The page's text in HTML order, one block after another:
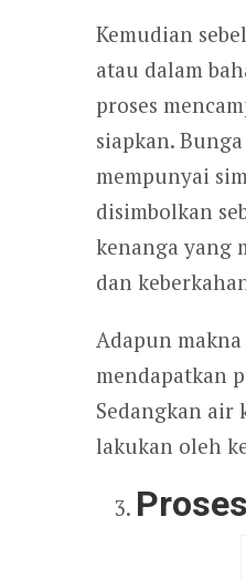
Kemudian
atau dalam
proses
siapkan.
mempunyai
disimbolkan
kenanga yang
dan
Adapun
mendapatkan
Sedangkan air
lakukan oleh